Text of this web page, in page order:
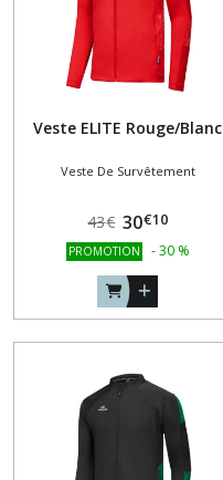
Veste ELITE Rouge/Blanc
Veste De Survêtement
43€ 30€10
PROMOTION -30 %